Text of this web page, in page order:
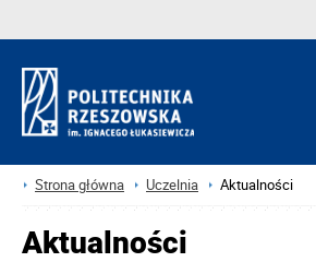
Strona główna Uczelnia Aktualności
Aktualności